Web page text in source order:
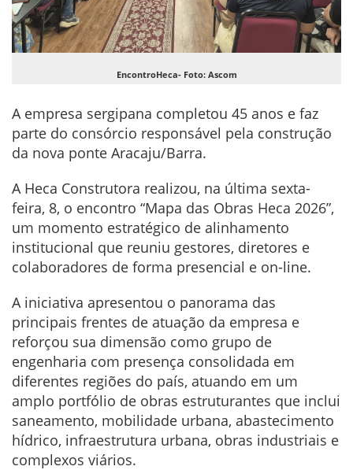
EncontroHeca- Foto: Ascom
A empresa sergipana completou 45 anos e faz
parte do consórcio responsável pela construção
da nova ponte Aracaju/Barra.
A Heca Construtora realizou, na última sexta-
feira, 8, o encontro “Mapa das Obras Heca 2026”,
um momento estratégico de alinhamento
institucional que reuniu gestores, diretores e
colaboradores de forma presencial e on-line.
A iniciativa apresentou o panorama das
principais frentes de atuação da empresa e
reforçou sua dimensão como grupo de
engenharia com presença consolidada em
diferentes regiões do país, atuando em um
amplo portfólio de obras estruturantes que inclui
saneamento, mobilidade urbana, abastecimento
hídrico, infraestrutura urbana, obras industriais e
complexos viários.